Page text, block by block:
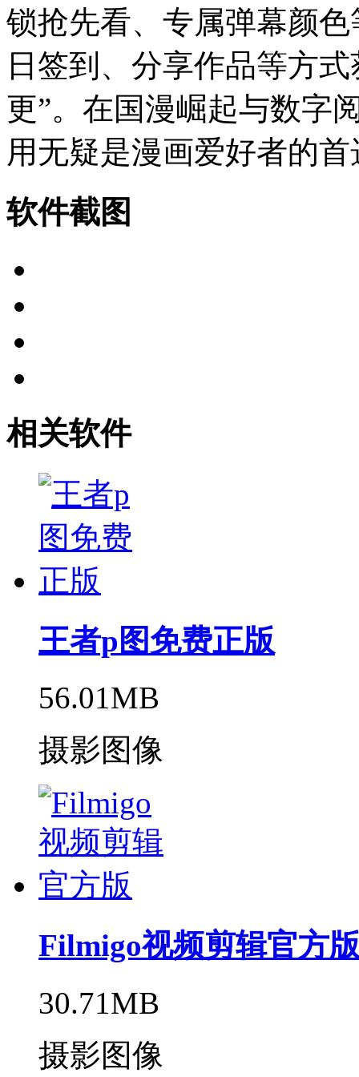
锁抢先看、专属弹幕颜
日签到、分享作品等方
更”。在国漫崛起与数字
用无疑是漫画爱好者的
软件截图
相关软件
王者p图免费正版
56.01MB
摄影图像
Filmigo视频剪辑官方
30.71MB
摄影图像